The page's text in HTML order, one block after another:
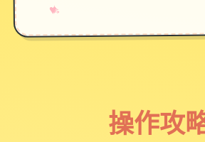
♥
✧
→
操作攻